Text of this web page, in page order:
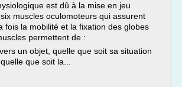
est dû à la mise en jeu
muscles oculomoteurs qui assurent
fois la mobilité et la fixation des globes
permettent de :
un objet, quelle que soit sa situation
que soit la...